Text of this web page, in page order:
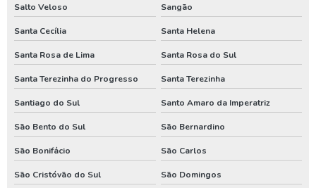
Valor de poço artesiano no parana
Venda de poço artesiano em santa catarina
Venda de poço artesiano no parana
Salto Veloso Sangão
Santa Cecília Santa Helena
Santa Rosa de Lima Santa Rosa do Sul
Santa Terezinha do Progresso Santa Terezinha
Santiago do Sul Santo Amaro da Imperatriz
São Bento do Sul São Bernardino
São Bonifácio São Carlos
São Cristóvão do Sul São Domingos